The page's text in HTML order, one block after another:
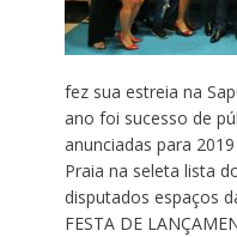
fez sua estreia na
ano foi sucesso de
anunciadas para
Praia na seleta lista
disputados espaços
FESTA DE